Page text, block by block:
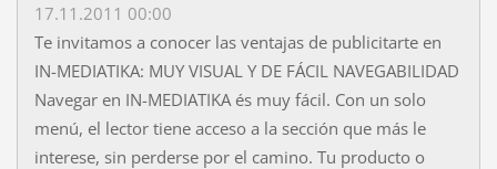
17.11.2011 00:00
Te invitamos a conocer las ventajas de publicitarte en
IN-MEDIATIKA: MUY VISUAL Y DE FÁCIL NAVEGABILIDAD
Navegar en IN-MEDIATIKA és muy fácil. Con un solo
menú, el lector tiene acceso a la sección que más le
interese, sin perderse por el camino. Tu producto o